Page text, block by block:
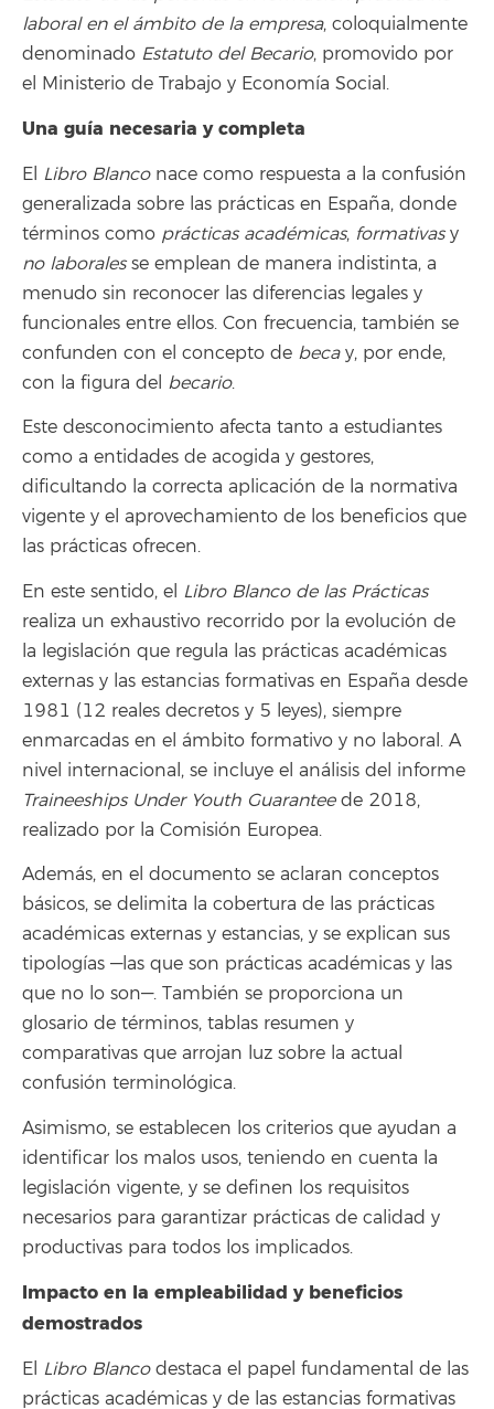
laboral en el ámbito de la empresa, coloquialmente
denominado Estatuto del Becario, promovido por
el Ministerio de Trabajo y Economía Social.
Una guía necesaria y completa
El Libro Blanconace como respuesta a la confusión
generalizada sobre las prácticas en España, donde
términos como prácticas académicas, formativasy
no laboralesse emplean de manera indistinta, a
menudo sin reconocer las diferencias legales y
funcionales entre ellos. Con frecuencia, también se
confunden con el concepto de becay, por ende,
con la figura del becario.
Este desconocimiento afecta tanto a estudiantes
como a entidades de acogida y gestores,
dificultando la correcta aplicación de la normativa
vigente y el aprovechamiento de los beneficios que
las prácticas ofrecen.
En este sentido, el Libro Blanco de las Prácticas
realiza un exhaustivo recorrido por la evolución de
la legislación que regula las prácticas académicas
externas y las estancias formativas en España desde
1981 (12 reales decretos y 5 leyes), siempre
enmarcadas en el ámbito formativo y no laboral. A
nivel internacional, se incluye el análisis del informe
Traineeships Under Youth Guaranteede 2018,
realizado por la Comisión Europea.
Además, en el documento se aclaran conceptos
básicos, se delimita la cobertura de las prácticas
académicas externas y estancias, y se explican sus
tipologías —las que son prácticas académicas y las
que no lo son—. También se proporciona un
glosario de términos, tablas resumen y
comparativas que arrojan luz sobre la actual
confusión terminológica.
Asimismo, se establecen los criterios que ayudan a
identificar los malos usos, teniendo en cuenta la
legislación vigente, y se definen los requisitos
necesarios para garantizar prácticas de calidad y
productivas para todos los implicados.
Impacto en la empleabilidad y beneficios
demostrados
El Libro Blancodestaca el papel fundamental de las
prácticas académicas y de las estancias formativas